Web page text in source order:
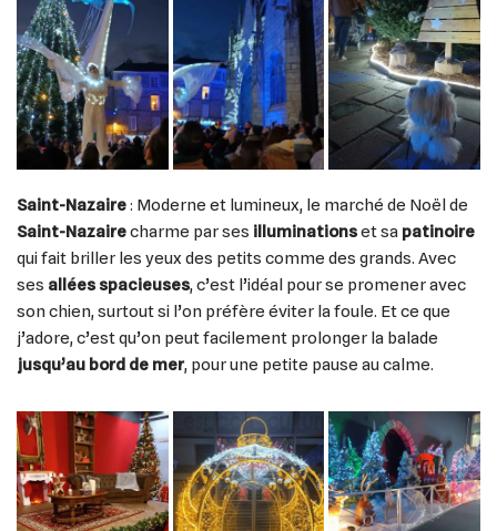
Saint-Nazaire: Moderne et lumineux, le marché de Noël de
Saint-Nazairecharme par ses illuminationset sa patinoire
qui fait briller les yeux des petits comme des grands. Avec
ses allées spacieuses, c’est l’idéal pour se promener avec
son chien, surtout si l’on préfère éviter la foule. Et ce que
j’adore, c’est qu’on peut facilement prolonger la balade
jusqu’au bord de mer, pour une petite pause au calme.